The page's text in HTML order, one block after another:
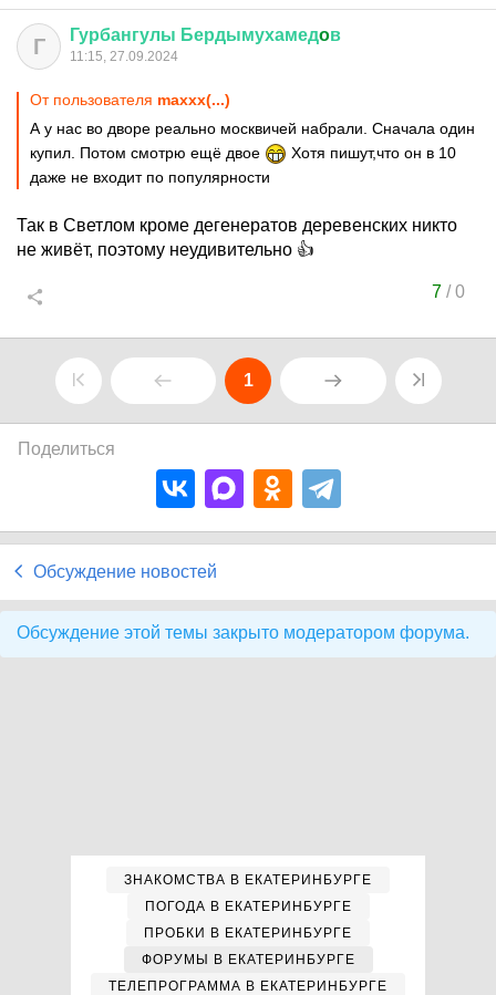
Г Гурбангулы Бердымухамедoв
11:15, 27.09.2024
От пользователя maxxx(...)
А у нас во дворе реально москвичей набрали. Сначала один
купил. Потом смотрю ещё двое
Хотя пишут,что он в 10
даже не входит по популярности
Так в Светлом кроме дегенератов деревенских никто
не живёт, поэтому неудивительно 👍
7/0
1
Поделиться
Обсуждение новостей
Обсуждение этой темы закрыто модератором форума.
ЗНАКОМСТВА В ЕКАТЕРИНБУРГЕ
ПОГОДА В ЕКАТЕРИНБУРГЕ
ПРОБКИ В ЕКАТЕРИНБУРГЕ
ФОРУМЫ В ЕКАТЕРИНБУРГЕ
ТЕЛЕПРОГРАММА В ЕКАТЕРИНБУРГЕ